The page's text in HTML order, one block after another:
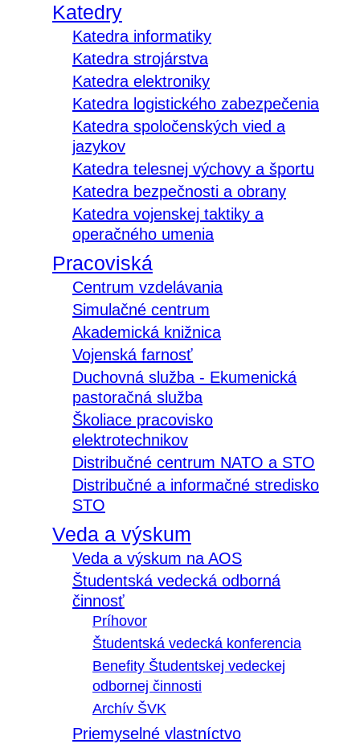
Katedry
Katedra informatiky
Katedra strojárstva
Katedra elektroniky
Katedra logistického zabezpečenia
Katedra spoločenských vied a
jazykov
Katedra telesnej výchovy a športu
Katedra bezpečnosti a obrany
Katedra vojenskej taktiky a
operačného umenia
Pracoviská
Centrum vzdelávania
Simulačné centrum
Akademická knižnica
Vojenská farnosť
Duchovná služba - Ekumenická
pastoračná služba
Školiace pracovisko
elektrotechnikov
Distribučné centrum NATO a STO
Distribučné a informačné stredisko
STO
Veda a výskum
Veda a výskum na AOS
Študentská vedecká odborná
činnosť
Príhovor
Študentská vedecká konferencia
Benefity Študentskej vedeckej
odbornej činnosti
Archív ŠVK
Priemyselné vlastníctvo